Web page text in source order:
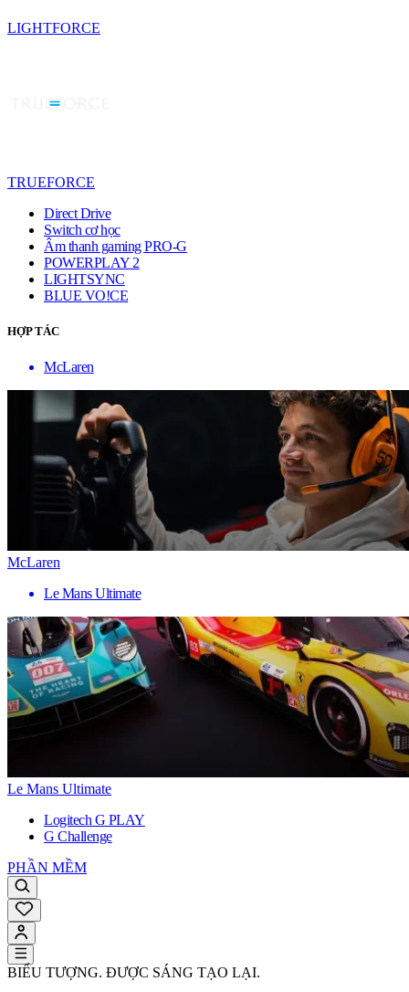
LIGHTFORCE
TRUEFORCE
Direct Drive
Switch cơ học
Âm thanh gaming PRO-G
POWERPLAY 2
LIGHTSYNC
BLUE VO!CE
HỢP TÁC
McLaren
McLaren
Le Mans Ultimate
Le Mans Ultimate
Logitech G PLAY
G Challenge
PHẦN MỀM
BIỂU TƯỢNG. ĐƯỢC SÁNG TẠO LẠI.